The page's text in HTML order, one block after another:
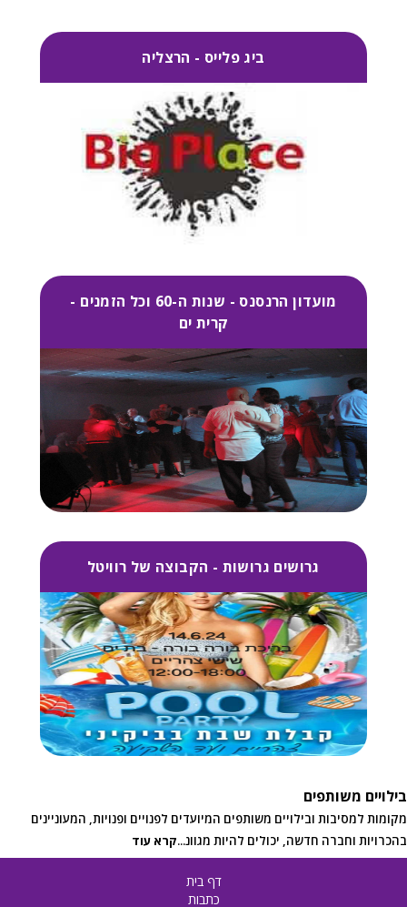
ביג פלייס - הרצליה
מועדון הרנסנס - שנות ה-60 וכל הזמנים -
קרית ים
גרושים גרושות - הקבוצה של רוויטל
בילויים משותפים
מקומות למסיבות ובילויים משותפים המיועדים לפנויים ופנויות, המעוניינים
בהכרויות וחברה חדשה, יכולים להיות מגוונ...קרא עוד
דף בית
כתבות